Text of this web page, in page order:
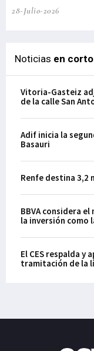
28-Julio-2026
Noticias en corto
Vitoria-Gasteiz
de la calle San
Adif inicia la
Basauri
Renfe destina 3,2
BBVA considera
la inversión como
El CES respalda y
tramitación de la